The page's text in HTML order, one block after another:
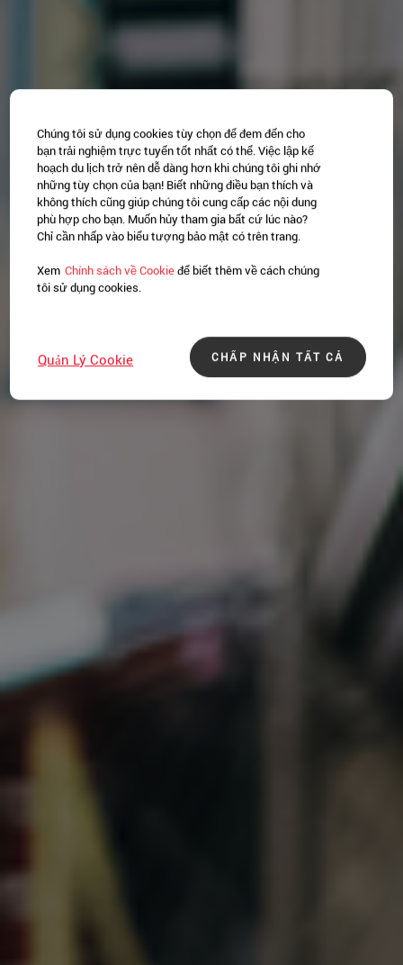
Chúng tôi sử dụng cookies tùy chọn để đem đến cho
bạn trải nghiệm trực tuyến tốt nhất có thể. Việc lập kế
hoạch du lịch trở nên dễ dàng hơn khi chúng tôi ghi nhớ
những tùy chọn của bạn! Biết những điều bạn thích và
không thích cũng giúp chúng tôi cung cấp các nội dung
phù hợp cho bạn. Muốn hủy tham gia bất cứ lúc nào?
Chỉ cần nhấp vào biểu tượng bảo mật có trên trang.
Xem Chính sách về Cookieđể biết thêm về cách chúng
tôi sử dụng cookies.
CHẤP NHẬN TẤT CẢ
Quản Lý Cookie